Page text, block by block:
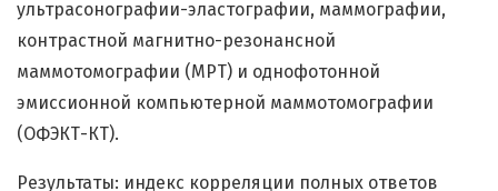
ультрасонографии-эластографии, маммографии,
контрастной магнитно-резонансной
маммотомографии (МРТ) и однофотонной
эмиссионной компьютерной маммотомографии
(ОФЭКТ-КТ).
Результаты: индекс корреляции полных ответов